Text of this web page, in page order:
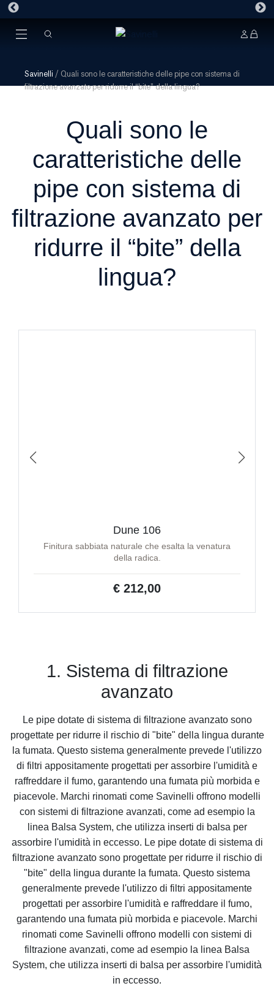
Savinelli / Quali sono le caratteristiche delle pipe con sistema di
filtrazione avanzato per ridurre il “bite” della lingua?
Quali sono le
caratteristiche delle
pipe con sistema di
filtrazione avanzato per
ridurre il “bite” della
lingua?
Dune 106
Finitura sabbiata naturale che esalta la venatura
della radica.
€ 212,00
1. Sistema di filtrazione
avanzato
Le pipe dotate di sistema di filtrazione avanzato sono
progettate per ridurre il rischio di "bite" della lingua durante
la fumata. Questo sistema generalmente prevede l'utilizzo
di filtri appositamente progettati per assorbire l'umidità e
raffreddare il fumo, garantendo una fumata più morbida e
piacevole. Marchi rinomati come Savinelli offrono modelli
con sistemi di filtrazione avanzati, come ad esempio la
linea Balsa System, che utilizza inserti di balsa per
assorbire l'umidità in eccesso. Le pipe dotate di sistema di
filtrazione avanzato sono progettate per ridurre il rischio di
"bite" della lingua durante la fumata. Questo sistema
generalmente prevede l'utilizzo di filtri appositamente
progettati per assorbire l'umidità e raffreddare il fumo,
garantendo una fumata più morbida e piacevole. Marchi
rinomati come Savinelli offrono modelli con sistemi di
filtrazione avanzati, come ad esempio la linea Balsa
System, che utilizza inserti di balsa per assorbire l'umidità
in eccesso.